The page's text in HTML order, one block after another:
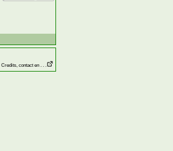
Credits, contact en . . .